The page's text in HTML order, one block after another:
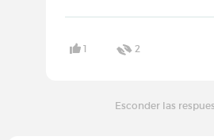
1 2
Esconder las